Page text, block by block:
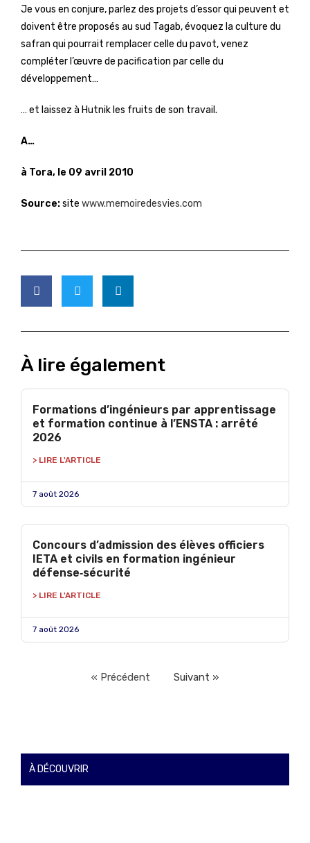
Je vous en conjure, parlez des projets d’essor qui peuvent et
doivent être proposés au sud Tagab, évoquez la culture du
safran qui pourrait remplacer celle du pavot, venez
compléter l’œuvre de pacification par celle du
développement…
… et laissez à Hutnik les fruits de son travail.
A…
à Tora, le 09 avril 2010
Source:site www.memoiredesvies.com
À lire également
Formations d’ingénieurs par apprentissage
et formation continue à l’ENSTA : arrêté
2026
> LIRE L'ARTICLE
7 août 2026
Concours d’admission des élèves officiers
IETA et civils en formation ingénieur
défense‑sécurité
> LIRE L'ARTICLE
7 août 2026
« Précédent Suivant »
À DÉCOUVRIR